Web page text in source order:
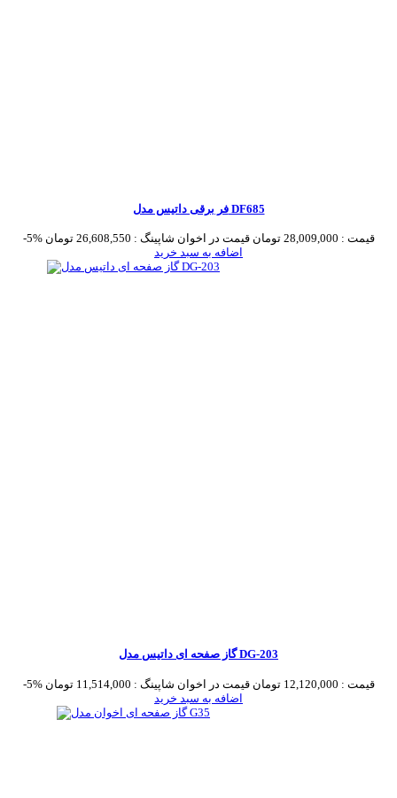
فر برقی داتیس مدل DF685
-5% قیمت : 28,009,000 تومان قیمت در اخوان شاپینگ : 26,608,550 تومان
اضافه به سبد خرید
گاز صفحه ای داتیس مدل DG-203
-5% قیمت : 12,120,000 تومان قیمت در اخوان شاپینگ : 11,514,000 تومان
اضافه به سبد خرید